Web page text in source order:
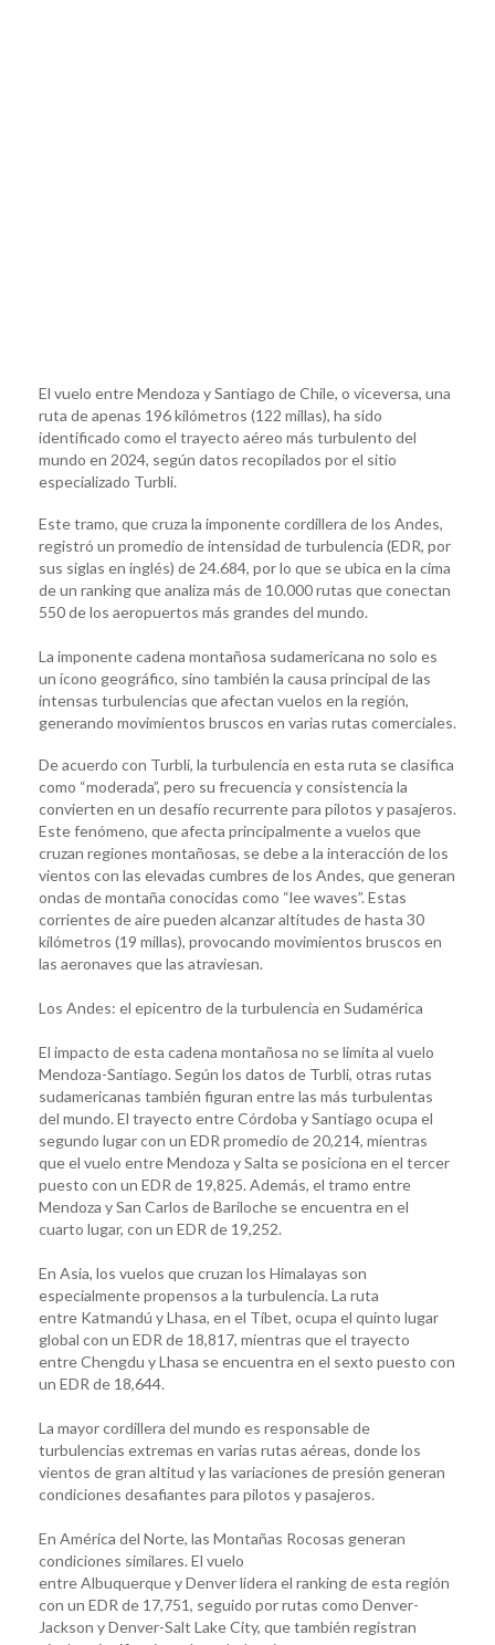
El vuelo entre Mendoza y Santiago de Chile, o viceversa, una
ruta de apenas 196 kilómetros (122 millas), ha sido
identificado como el trayecto aéreo más turbulento del
mundo en 2024, según datos recopilados por el sitio
especializado Turbli.
Este tramo, que cruza la imponente cordillera de los Andes,
registró un promedio de intensidad de turbulencia (EDR, por
sus siglas en inglés) de 24.684, por lo que se ubica en la cima
de un ranking que analiza más de 10.000 rutas que conectan
550 de los aeropuertos más grandes del mundo.
La imponente cadena montañosa sudamericana no solo es
un ícono geográfico, sino también la causa principal de las
intensas turbulencias que afectan vuelos en la región,
generando movimientos bruscos en varias rutas comerciales.
De acuerdo con Turbli, la turbulencia en esta ruta se clasifica
como “moderada”, pero su frecuencia y consistencia la
convierten en un desafío recurrente para pilotos y pasajeros.
Este fenómeno, que afecta principalmente a vuelos que
cruzan regiones montañosas, se debe a la interacción de los
vientos con las elevadas cumbres de los Andes, que generan
ondas de montaña conocidas como “lee waves”. Estas
corrientes de aire pueden alcanzar altitudes de hasta 30
kilómetros (19 millas), provocando movimientos bruscos en
las aeronaves que las atraviesan.
Los Andes: el epicentro de la turbulencia en Sudamérica
El impacto de esta cadena montañosa no se limita al vuelo
Mendoza-Santiago. Según los datos de Turbli, otras rutas
sudamericanas también figuran entre las más turbulentas
del mundo. El trayecto entre Córdoba y Santiago ocupa el
segundo lugar con un EDR promedio de 20,214, mientras
que el vuelo entre Mendoza y Salta se posiciona en el tercer
puesto con un EDR de 19,825. Además, el tramo entre
Mendoza y San Carlos de Bariloche se encuentra en el
cuarto lugar, con un EDR de 19,252.
En Asia, los vuelos que cruzan los Himalayas son
especialmente propensos a la turbulencia. La ruta
entre Katmandú y Lhasa, en el Tíbet, ocupa el quinto lugar
global con un EDR de 18,817, mientras que el trayecto
entre Chengdu y Lhasa se encuentra en el sexto puesto con
un EDR de 18,644.
La mayor cordillera del mundo es responsable de
turbulencias extremas en varias rutas aéreas, donde los
vientos de gran altitud y las variaciones de presión generan
condiciones desafiantes para pilotos y pasajeros.
En América del Norte, las Montañas Rocosas generan
condiciones similares. El vuelo
entre Albuquerque y Denver lidera el ranking de esta región
con un EDR de 17,751, seguido por rutas como Denver-
Jackson y Denver-Salt Lake City, que también registran